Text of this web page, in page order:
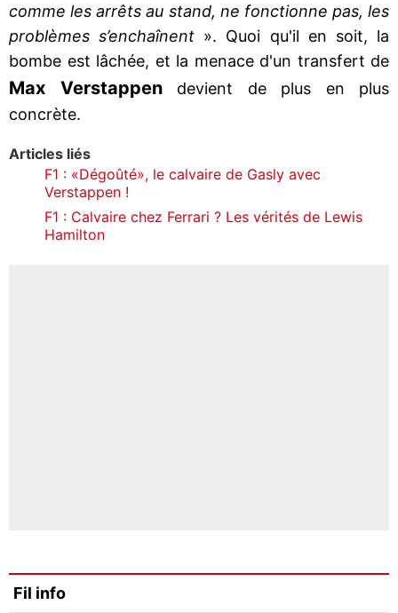
comme les arrêts au stand, ne fonctionne pas, les
problèmes s’enchaînent ». Quoi qu'il en soit, la
bombe est lâchée, et la menace d'un transfert de
Max Verstappendevient de plus en plus
concrète.
Articles liés
F1 : «Dégoûté», le calvaire de Gasly avec
Verstappen !
F1 : Calvaire chez Ferrari ? Les vérités de Lewis
Hamilton
Fil info